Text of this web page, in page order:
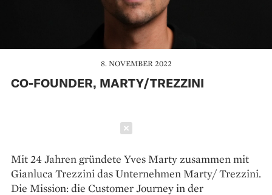
8. NOVEMBER 2022
CO-FOUNDER, MARTY/TREZZINI
Mit 24 Jahren gründete Yves Marty zusammen mit
Gianluca Trezzini das Unternehmen Marty/ Trezzini.
Die Mission: die Customer Journey in der